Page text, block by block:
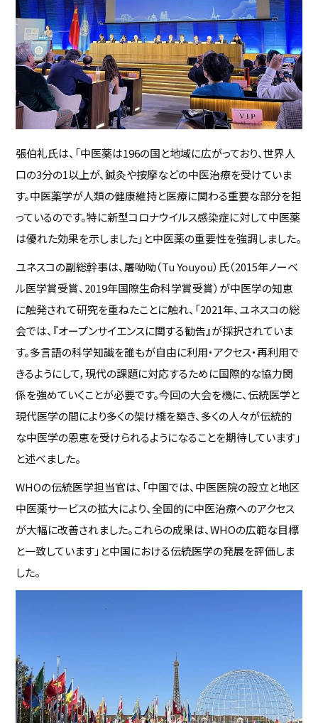
張伯礼氏は、「中医薬は196の国と地域に広がっており、世界人
口の3分の1以上が、鍼灸や按摩などの中医治療を受けていま
す。中医薬学が人類の健康維持と医療に関わる重要な部分を担
っているのです。特に新型コロナウイルス感染症に対して中医薬
は優れた効果を示しました」と中医薬の重要性を強調しました。
ユネスコの副総幹事は、屠呦呦（Tu Youyou）氏（2015年ノーベ
ル医学賞受賞、2019年国際生命科学賞受賞）が中医学の知恵
に触発されて研究を重ねたことに触れ、「2021年、ユネスコの総
会では、『オープンサイエンスに関する勧告』が採択されていま
す。多言語の科学知識を誰もが自由に利用・アクセス・再利用で
きるようにして，現代の課題に対応するために国際的な協力関
係を強めていくことが必要です。今回の大会を機に、伝統医学と
現代医学の間により多くの架け橋を築き、多くの人々が伝統的
な中医学の恩恵を受けられるようになることを期待しています」
と述べました。
WHOの伝統医学担当官は、「中国では、中医医院の設立と地区
中医薬サービスの拡大により、全国的に中医治療へのアクセス
が大幅に改善されました。これらの成果は、WHOの広範な目標
と一致しています」と中国における伝統医学の発展を評価しま
した。